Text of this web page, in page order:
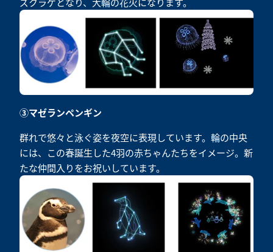
③マゼランペンギン
群れで悠々と泳ぐ姿を夜空に表現しています。輪の中央
には、この春誕生した4羽の赤ちゃんたちをイメージ。新
たな仲間入りをお祝いしています。